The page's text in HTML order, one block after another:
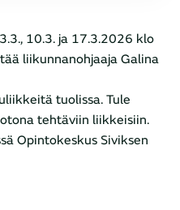
10.3. ja 17.3.2026 klo
liikunnanohjaaja Galina
tuolissa. Tule
tehtäviin liikkeisiin.
Opintokeskus Siviksen